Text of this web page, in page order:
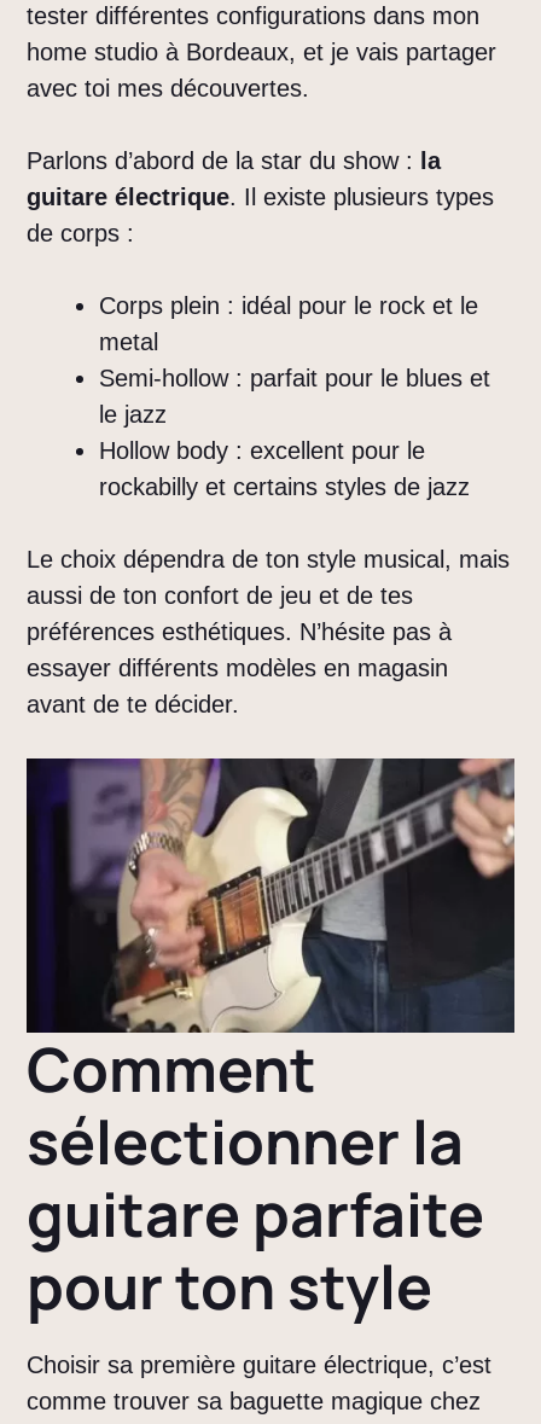
tester différentes configurations dans mon
home studio à Bordeaux, et je vais partager
avec toi mes découvertes.
Parlons d’abord de la star du show :
la
guitare électrique. Il existe plusieurs types
de corps :
Corps plein : idéal pour le rock et le
metal
Semi-hollow : parfait pour le blues et
le jazz
Hollow body : excellent pour le
rockabilly et certains styles de jazz
Le choix dépendra de ton style musical, mais
aussi de ton confort de jeu et de tes
préférences esthétiques. N’hésite pas à
essayer différents modèles en magasin
avant de te décider.
Comment
sélectionner la
guitare parfaite
pour ton style
Choisir sa première guitare électrique, c’est
comme trouver sa baguette magique chez